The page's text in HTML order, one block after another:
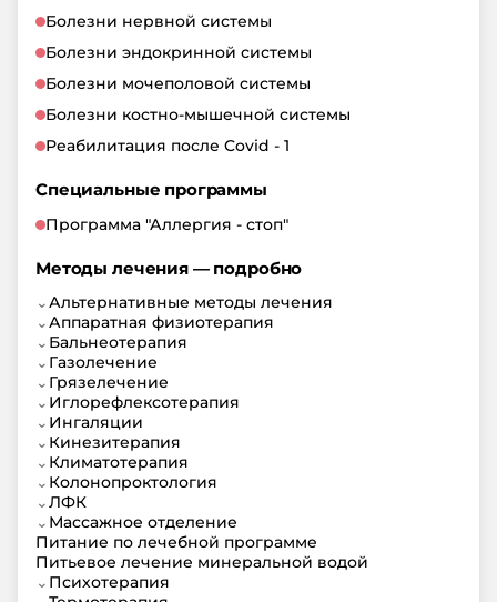
Болезни нервной системы
Болезни эндокринной системы
Болезни мочеполовой системы
Болезни костно-мышечной системы
Реабилитация после Covid - 1
Специальные программы
Программа "Аллергия - стоп"
Методы лечения — подробно
⌄Альтернативные методы лечения
⌄Аппаратная физиотерапия
⌄ Бальнеотерапия
⌄ Газолечение
⌄ Грязелечение
⌄ Иглорефлексотерапия
⌄ Ингаляции
⌄ Кинезитерапия
⌄ Климатотерапия
⌄ Колонопроктология
⌄ЛФК
⌄ Массажное отделение
Питание по лечебной программе
Питьевое лечение минеральной водой
⌄ Психотерапия